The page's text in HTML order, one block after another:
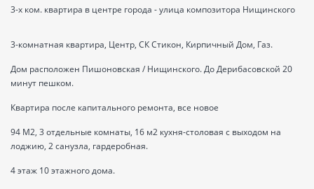
3-х ком. квартира в центре города - улица композитора Нищинского
3-комнатная квартира, Центр, СК Стикон, Кирпичный Дом, Газ.
Дом расположен Пишоновская / Нищинского. До Дерибасовской 20
минут пешком.
Квартира после капитального ремонта, все новое
94 M2, 3 отдельные комнаты, 16 м2 кухня-столовая с выходом на
лоджию, 2 санузла, гардеробная.
4 этаж 10 этажного дома.